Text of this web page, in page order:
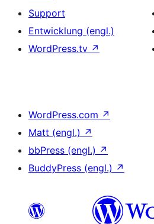
Support
Entwicklung (engl.)
WordPress.tv ↗
WordPress.com ↗
Matt (engl.) ↗
bbPress (engl.) ↗
BuddyPress (engl.) ↗